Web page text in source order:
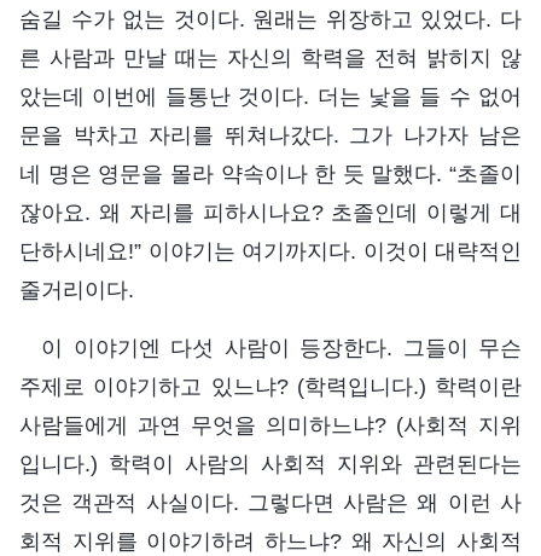
숨길 수가 없는 것이다. 원래는 위장하고 있었다. 다
른 사람과 만날 때는 자신의 학력을 전혀 밝히지 않
았는데 이번에 들통난 것이다. 더는 낯을 들 수 없어
문을 박차고 자리를 뛰쳐나갔다. 그가 나가자 남은
네 명은 영문을 몰라 약속이나 한 듯 말했다. “초졸이
잖아요. 왜 자리를 피하시나요? 초졸인데 이렇게 대
단하시네요!” 이야기는 여기까지다. 이것이 대략적인
줄거리이다.
이 이야기엔 다섯 사람이 등장한다. 그들이 무슨
주제로 이야기하고 있느냐? (학력입니다.) 학력이란
사람들에게 과연 무엇을 의미하느냐? (사회적 지위
입니다.) 학력이 사람의 사회적 지위와 관련된다는
것은 객관적 사실이다. 그렇다면 사람은 왜 이런 사
회적 지위를 이야기하려 하느냐? 왜 자신의 사회적